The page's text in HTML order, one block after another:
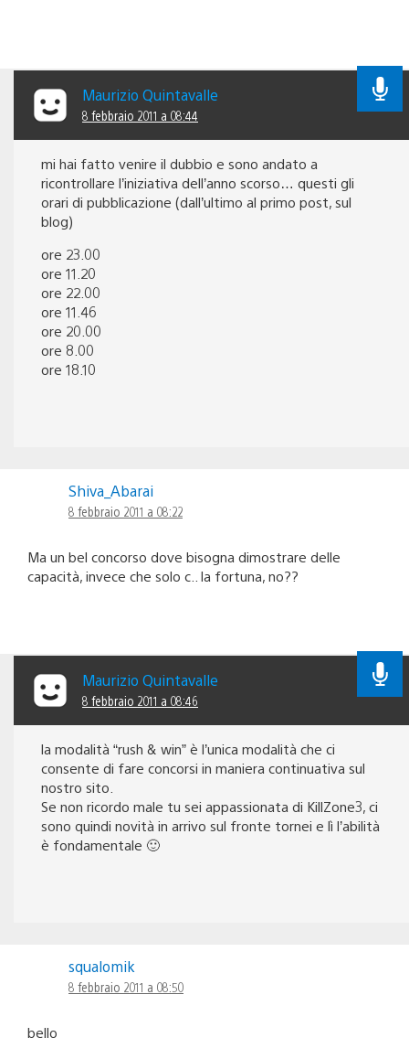
Maurizio Quintavalle
8 febbraio 2011 a 08:44
mi hai fatto venire il dubbio e sono andato a
ricontrollare l’iniziativa dell’anno scorso… questi gli
orari di pubblicazione (dall’ultimo al primo post, sul
blog)
ore 23.00
ore 11.20
ore 22.00
ore 11.46
ore 20.00
ore 8.00
ore 18.10
Shiva_Abarai
8 febbraio 2011 a 08:22
Ma un bel concorso dove bisogna dimostrare delle
capacità, invece che solo c.. la fortuna, no??
Maurizio Quintavalle
8 febbraio 2011 a 08:46
la modalità “rush & win” è l’unica modalità che ci
consente di fare concorsi in maniera continuativa sul
nostro sito.
Se non ricordo male tu sei appassionata di KillZone3, ci
sono quindi novità in arrivo sul fronte tornei e lì l’abilità
è fondamentale 🙂
squalomik
8 febbraio 2011 a 08:50
bello